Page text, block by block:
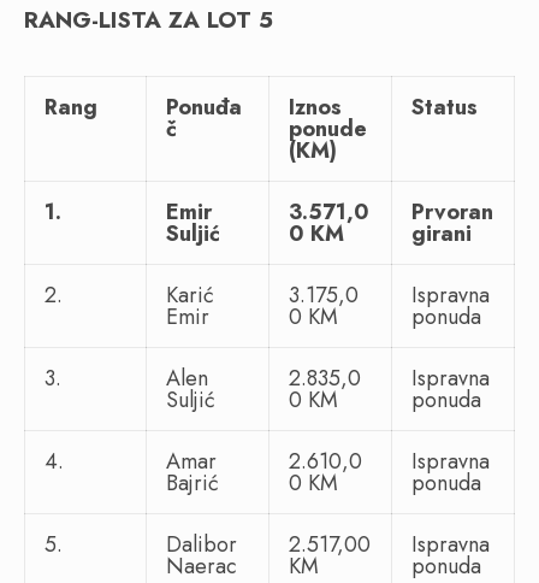
RANG-LISTA ZA LOT 5
Rang Ponuđa
č
Iznos
ponude
(KM)
Status
1. Emir
Suljić
3.571,0
0 KM
Prvoran
girani
2.
Karić
Emir
3.175,0
0 KM
Ispravna
ponuda
3.
Alen
Suljić
2.835,0
0 KM
Ispravna
ponuda
4.
Amar
Bajrić
2.610,0
0 KM
Ispravna
ponuda
5.
Dalibor
Naerac
2.517,00
KM
Ispravna
ponuda